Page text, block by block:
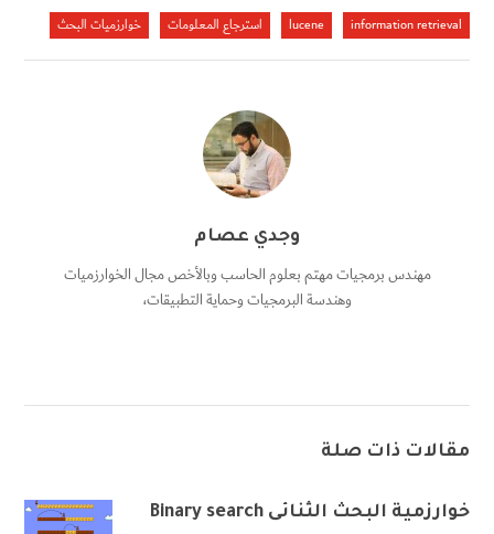
information retrieval
lucene استرجاع المعلومات خوارزميات البحث
وجدي عصام
مهندس برمجيات مهتم بعلوم الحاسب وبالأخص مجال الخوارزميات
وهندسة البرمجيات وحماية التطبيقات،
مقالات ذات صلة
خوارزمية البحث الثنائى Binary search